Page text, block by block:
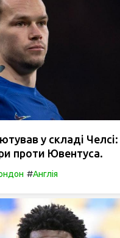
у складі Челсі:
проти Ювентуса.
#Англія